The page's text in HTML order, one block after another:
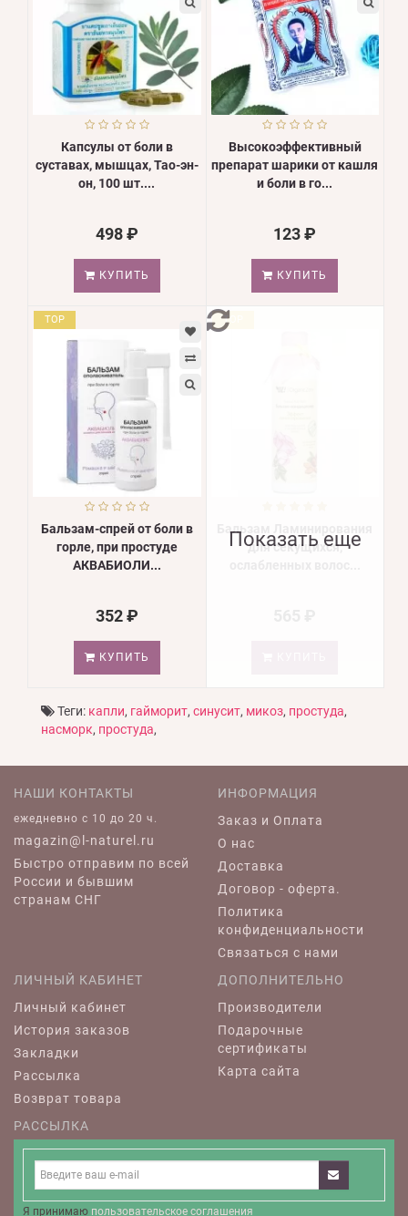
Капсулы от боли в
суставах, мышцах, Тао-эн-
он, 100 шт....
498 ₽
КУПИТЬ
Высокоэффективный
препарат шарики от кашля
и боли в го...
123 ₽
КУПИТЬ
TOP
Бальзам-спрей от боли в
горле, при простуде
АКВАБИОЛИ...
352 ₽
КУПИТЬ
TOP
Бальзам Ламинирования
для секущихся,
Показать еще
Теги: капли, гайморит, синусит, микоз, простуда,
насморк, простуда,
НАШИ КОНТАКТЫ
ежедневно c 10 до 20 ч.
magazin@l-naturel.ru
Быстро отправим по всей
России и бывшим
странам СНГ
ИНФОРМАЦИЯ
Заказ и Оплата
О нас
Доставка
Договор - оферта.
Политика
конфиденциальности
Связаться с нами
ЛИЧНЫЙ КАБИНЕТ
Личный кабинет
История заказов
Закладки
Рассылка
Возврат товара
ДОПОЛНИТЕЛЬНО
Производители
Подарочные
сертификаты
Карта сайта
РАССЫЛКА
Я принимаю пользовательское соглашения